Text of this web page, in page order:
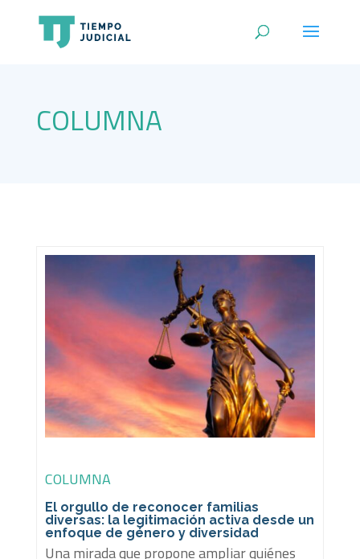
COLUMNA
COLUMNA
El orgullo de reconocer familias
diversas: la legitimación activa desde un
enfoque de género y diversidad
Una mirada que propone ampliar quiénes